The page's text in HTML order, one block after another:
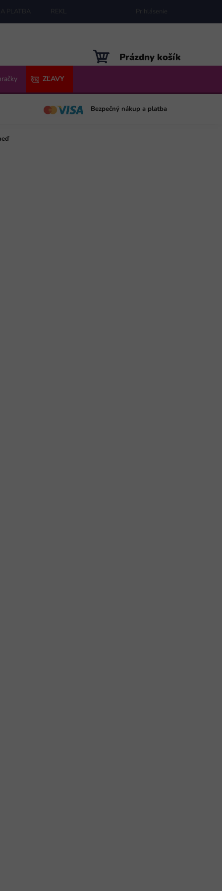
PLATBA REKLAMÁCIE MAPA SERVERU
Prihlásenie
NÁKUPNÝ
KOŠÍK
Prázdny košík
ZĽAVY
Bezpečný nákup a platba